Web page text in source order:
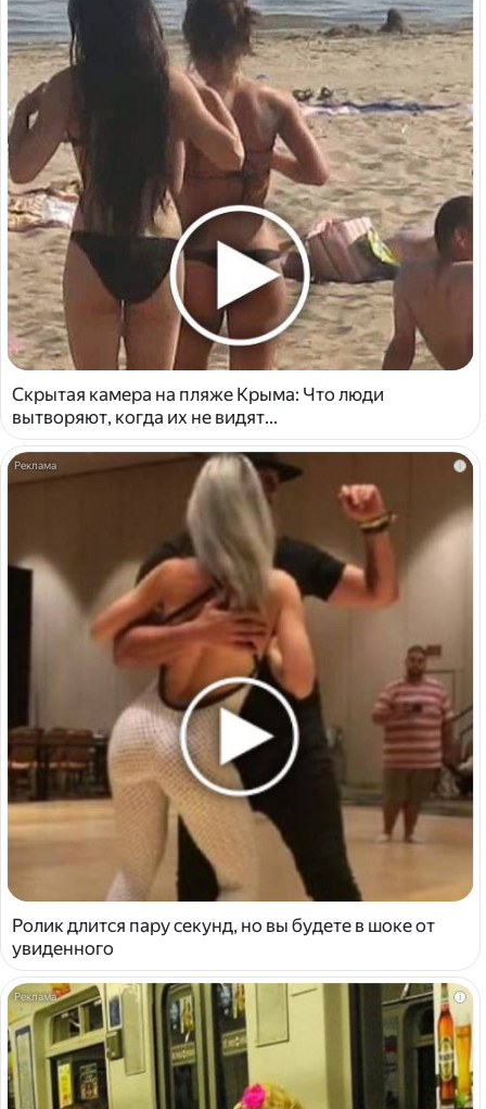
Скрытая камера на пляже Крыма: Что люди
вытворяют, когда их не видят...
i
Ролик длится пару секунд, но вы будете в шоке от
увиденного
i